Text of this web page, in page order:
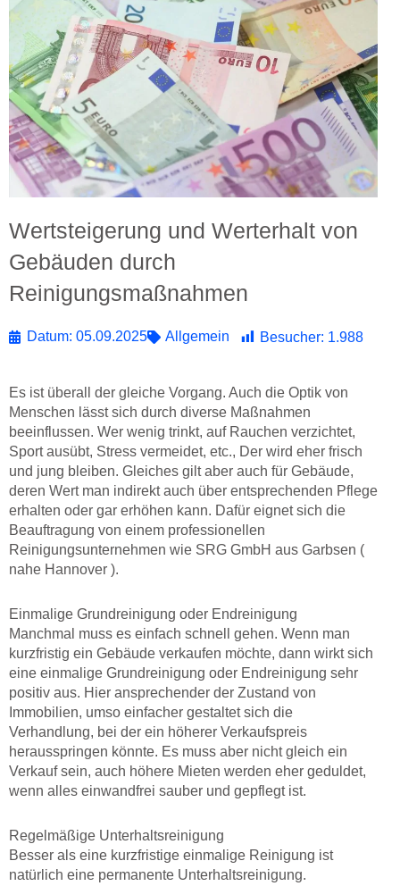
Wertsteigerung und Werterhalt von
Gebäuden durch
Reinigungsmaßnahmen
Datum: 05.09.2025 Allgemein Besucher: 1.988
Es ist überall der gleiche Vorgang. Auch die Optik von
Menschen lässt sich durch diverse Maßnahmen
beeinflussen. Wer wenig trinkt, auf Rauchen verzichtet,
Sport ausübt, Stress vermeidet, etc., Der wird eher frisch
und jung bleiben. Gleiches gilt aber auch für Gebäude,
deren Wert man indirekt auch über entsprechenden Pflege
erhalten oder gar erhöhen kann. Dafür eignet sich die
Beauftragung von einem professionellen
Reinigungsunternehmen wie SRG GmbH aus Garbsen (
nahe Hannover ).
Einmalige Grundreinigung oder Endreinigung
Manchmal muss es einfach schnell gehen. Wenn man
kurzfristig ein Gebäude verkaufen möchte, dann wirkt sich
eine einmalige Grundreinigung oder Endreinigung sehr
positiv aus. Hier ansprechender der Zustand von
Immobilien, umso einfacher gestaltet sich die
Verhandlung, bei der ein höherer Verkaufspreis
herausspringen könnte. Es muss aber nicht gleich ein
Verkauf sein, auch höhere Mieten werden eher geduldet,
wenn alles einwandfrei sauber und gepflegt ist.
Regelmäßige Unterhaltsreinigung
Besser als eine kurzfristige einmalige Reinigung ist
natürlich eine permanente Unterhaltsreinigung.